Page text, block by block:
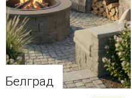
Белград